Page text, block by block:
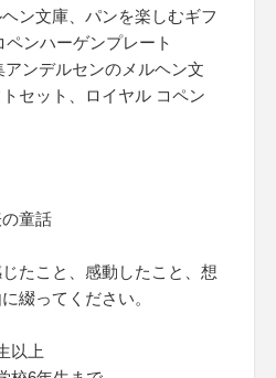
ン文庫、パンを楽しむギフ
ペンハーゲンプレート
ンデルセンのメルヘン文
セット、ロイヤル コペン
童話
たこと、感動したこと、想
綴ってください。
以上